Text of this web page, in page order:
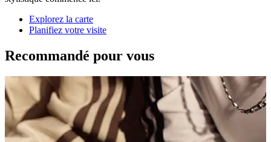
Explorez la carte
Planifiez votre visite
Recommandé pour vous